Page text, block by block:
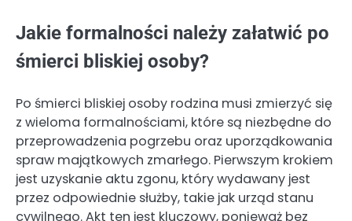
Jakie formalności należy załatwić po
śmierci bliskiej osoby?
Po śmierci bliskiej osoby rodzina musi zmierzyć się
z wieloma formalnościami, które są niezbędne do
przeprowadzenia pogrzebu oraz uporządkowania
spraw majątkowych zmarłego. Pierwszym krokiem
jest uzyskanie aktu zgonu, który wydawany jest
przez odpowiednie służby, takie jak urząd stanu
cywilnego. Akt ten jest kluczowy, ponieważ bez